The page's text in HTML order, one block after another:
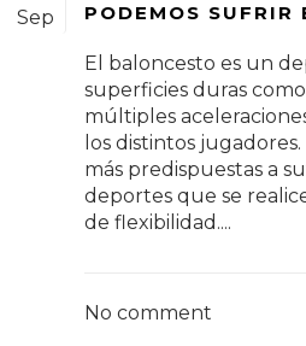
Sep
PODEMOS SUFRIR
El baloncesto es un
superficies duras
múltiples
los distintos
más predispuestas a
deportes que se
de flexibilidad....
No comment
¿Qué es